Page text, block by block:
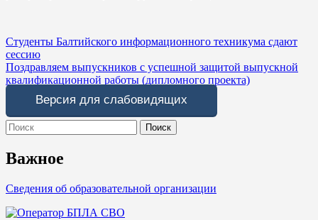
Навигация
по
записям
Студенты Балтийского информационного техникума сдают
сессию
Поздравляем выпускников с успешной защитой выпускной
квалификационной работы (дипломного проекта)
Версия для слабовидящих
Search
for:
Важное
Сведения об образовательной организации